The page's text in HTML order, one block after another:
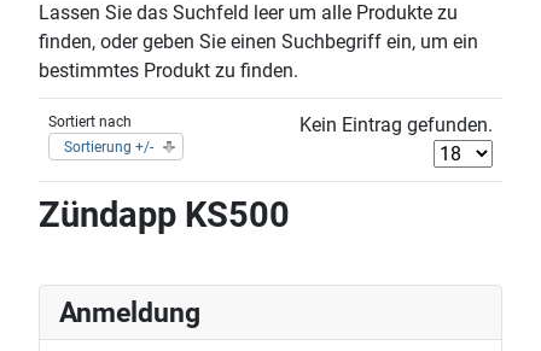
Lassen Sie das Suchfeld leer um alle Produkte zu
finden, oder geben Sie einen Suchbegriff ein, um ein
bestimmtes Produkt zu finden.
Sortiert nach
Sortierung +/-
Kein Eintrag gefunden.
Zündapp KS500
Anmeldung